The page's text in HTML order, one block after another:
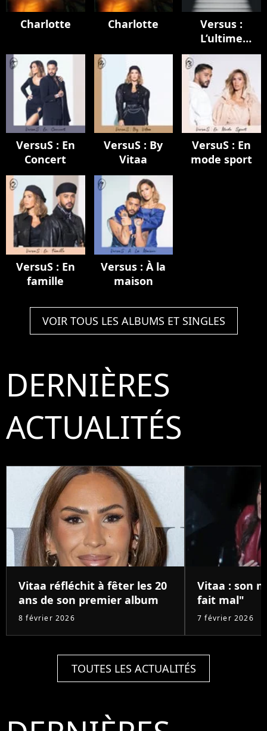
Charlotte Charlotte
Versus :
L’ultime
chapitre
VersuS : En
Concert
VersuS : By
Vitaa
VersuS : En
mode sport
VersuS : En
famille
Versus : À la
maison
VOIR TOUS LES ALBUMS ET SINGLES
DERNIÈRES
ACTUALITÉS
Vitaa réfléchit à fêter les 20
ans de son premier album
8 février 2026
Vitaa : son
fait mal"
7 février 2026
TOUTES LES ACTUALITÉS